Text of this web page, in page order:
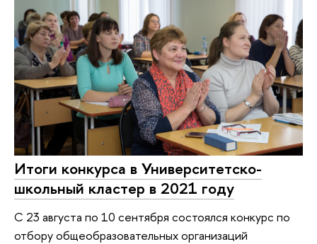
Итоги конкурса в Университетско-
школьный кластер в 2021 году
С 23 августа по 10 сентября состоялся конкурс по
отбору общеобразовательных организаций